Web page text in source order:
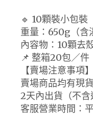
🔹 10顆裝小包裝
重量：650g（含
內容物：10顆去
📌 整箱20包／件
【賣場注意事項】
賣場商品均有現
2天內出貨（不含
客服營業時間：